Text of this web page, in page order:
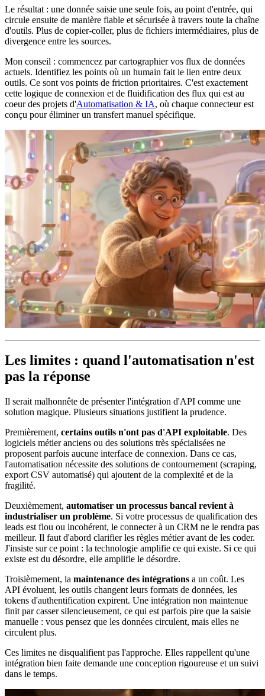
Le résultat : une donnée saisie une seule fois, au point d'entrée, qui
circule ensuite de manière fiable et sécurisée à travers toute la chaîne
d'outils. Plus de copier-coller, plus de fichiers intermédiaires, plus de
divergence entre les sources.
Mon conseil : commencez par cartographier vos flux de données
actuels. Identifiez les points où un humain fait le lien entre deux
outils. Ce sont vos points de friction prioritaires. C'est exactement
cette logique de connexion et de fluidification des flux qui est au
coeur des projets d'Automatisation & IA, où chaque connecteur est
conçu pour éliminer un transfert manuel spécifique.
Les limites : quand l'automatisation n'est
pas la réponse
Il serait malhonnête de présenter l'intégration d'API comme une
solution magique. Plusieurs situations justifient la prudence.
Premièrement, certains outils n'ont pas d'API exploitable. Des
logiciels métier anciens ou des solutions très spécialisées ne
proposent parfois aucune interface de connexion. Dans ce cas,
l'automatisation nécessite des solutions de contournement (scraping,
export CSV automatisé) qui ajoutent de la complexité et de la
fragilité.
Deuxièmement, automatiser un processus bancal revient à
industrialiser un problème. Si votre processus de qualification des
leads est flou ou incohérent, le connecter à un CRM ne le rendra pas
meilleur. Il faut d'abord clarifier les règles métier avant de les coder.
J'insiste sur ce point : la technologie amplifie ce qui existe. Si ce qui
existe est du désordre, elle amplifie le désordre.
Troisièmement, la maintenance des intégrations a un coût. Les
API évoluent, les outils changent leurs formats de données, les
tokens d'authentification expirent. Une intégration non maintenue
finit par casser silencieusement, ce qui est parfois pire que la saisie
manuelle : vous pensez que les données circulent, mais elles ne
circulent plus.
Ces limites ne disqualifient pas l'approche. Elles rappellent qu'une
intégration bien faite demande une conception rigoureuse et un suivi
dans le temps.